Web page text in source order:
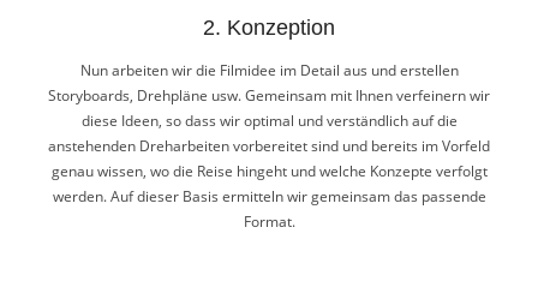
Erzählen Sie uns von Ihren Ideen, Gedanken und Zielen für den
Auf dieser Basis ermitteln wir gemeinsam das passende Format
für Ihre Film-Produktion.
2. Konzeption
Nun arbeiten wir die Filmidee im Detail aus und erstellen
Storyboards, Drehpläne usw. Gemeinsam mit Ihnen verfeinern wir
diese Ideen, so dass wir optimal und verständlich auf die
anstehenden Dreharbeiten vorbereitet sind und bereits im Vorfeld
genau wissen, wo die Reise hingeht und welche Konzepte verfolgt
werden. Auf dieser Basis ermitteln wir gemeinsam das passende
Format.